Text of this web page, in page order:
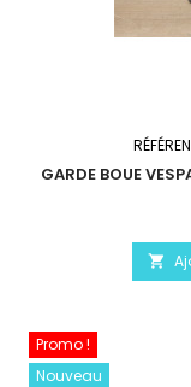
GARDE BOUE

Promo !
Nouveau